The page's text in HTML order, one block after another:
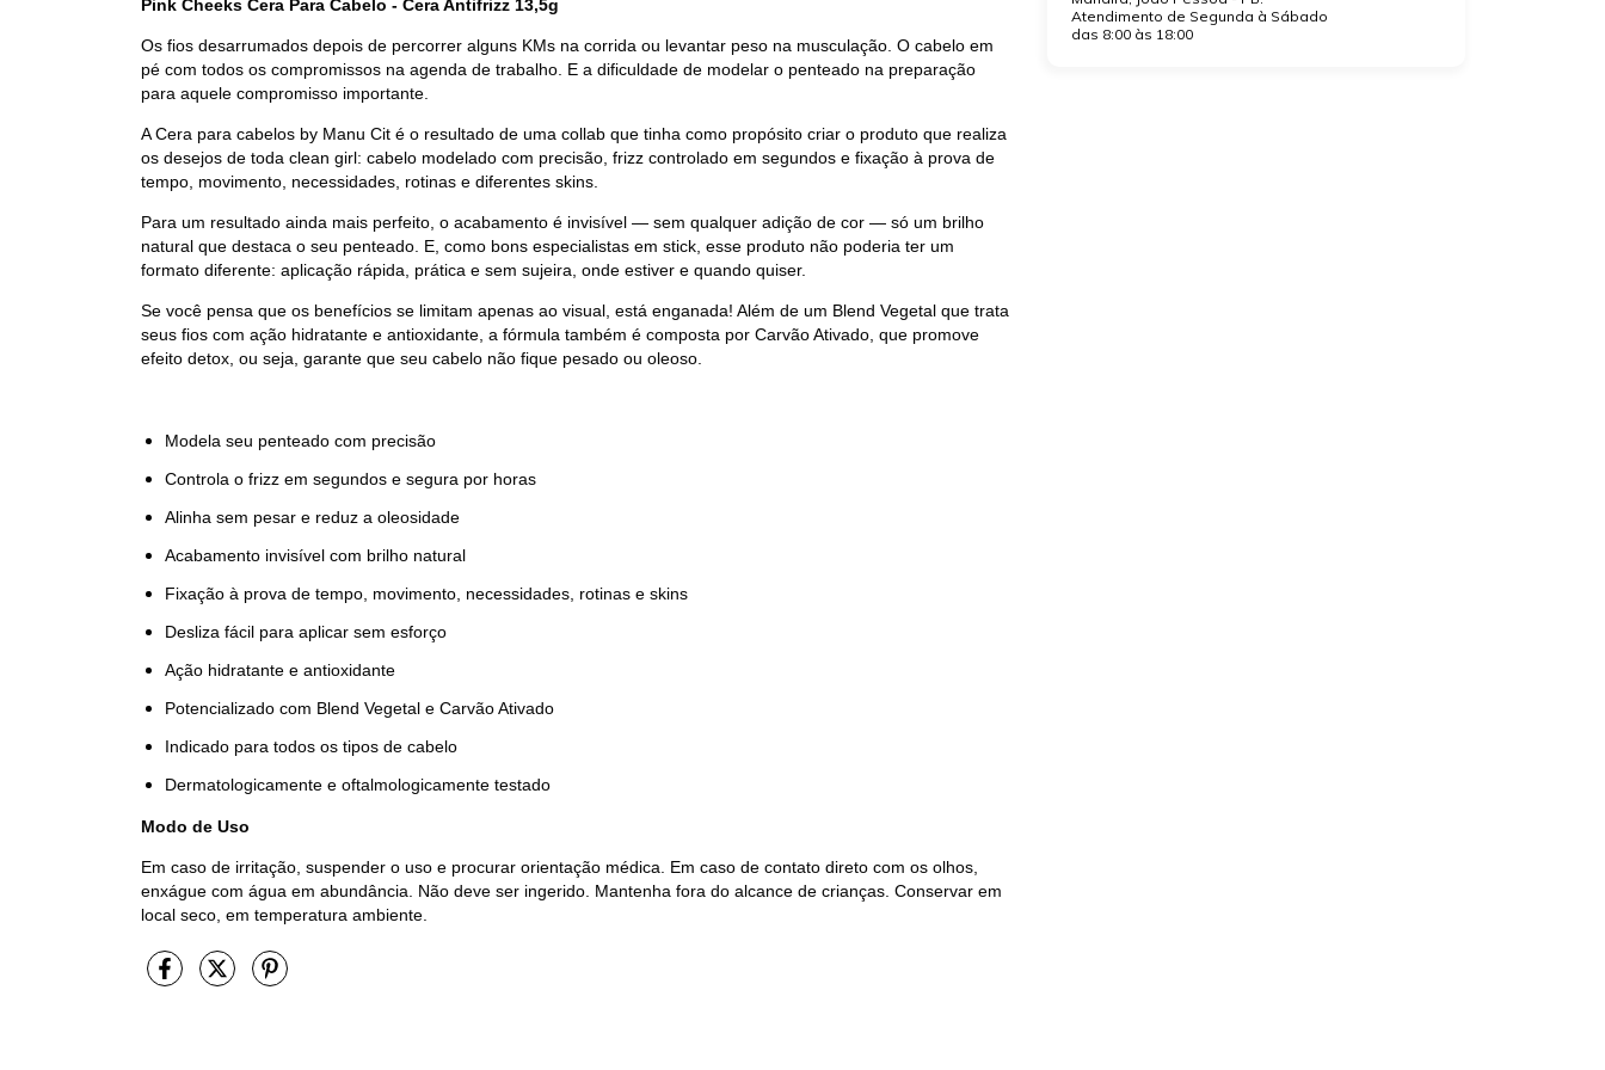
Pink Cheeks Cera Para Cabelo - Cera Antifrizz 13,5g
Os fios desarrumados depois de percorrer alguns KMs na corrida ou levantar peso na musculação. O cabelo em
pé com todos os compromissos na agenda de trabalho. E a dificuldade de modelar o penteado na preparação
para aquele compromisso importante.
A Cera para cabelos by Manu Cit é o resultado de uma collab que tinha como propósito criar o produto que realiza
os desejos de toda clean girl: cabelo modelado com precisão, frizz controlado em segundos e fixação à prova de
tempo, movimento, necessidades, rotinas e diferentes skins.
Para um resultado ainda mais perfeito, o acabamento é invisível — sem qualquer adição de cor — só um brilho
natural que destaca o seu penteado. E, como bons especialistas em stick, esse produto não poderia ter um
formato diferente: aplicação rápida, prática e sem sujeira, onde estiver e quando quiser.
Se você pensa que os benefícios se limitam apenas ao visual, está enganada! Além de um Blend Vegetal que trata
seus fios com ação hidratante e antioxidante, a fórmula também é composta por Carvão Ativado, que promove
efeito detox, ou seja, garante que seu cabelo não fique pesado ou oleoso.
Modela seu penteado com precisão
Controla o frizz em segundos e segura por horas
Alinha sem pesar e reduz a oleosidade
Acabamento invisível com brilho natural
Fixação à prova de tempo, movimento, necessidades, rotinas e skins
Desliza fácil para aplicar sem esforço
Ação hidratante e antioxidante
Potencializado com Blend Vegetal e Carvão Ativado
Indicado para todos os tipos de cabelo
Dermatologicamente e oftalmologicamente testado
Modo de Uso
Em caso de irritação, suspender o uso e procurar orientação médica. Em caso de contato direto com os olhos,
enxágue com água em abundância. Não deve ser ingerido. Mantenha fora do alcance de crianças. Conservar em
local seco, em temperatura ambiente.
Atendimento de Segunda à Sábado
das 8:00 às 18:00